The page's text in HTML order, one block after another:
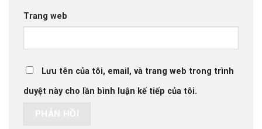
Trang web
Lưu tên của tôi, email, và trang web trong trình
duyệt này cho lần bình luận kế tiếp của tôi.